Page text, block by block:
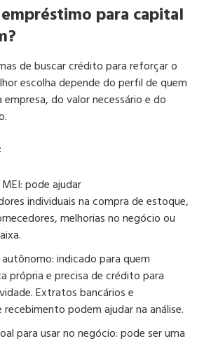
para capital
de buscar crédito para reforçar o
escolha depende do perfil de quem
do valor necessário e do
pode ajudar
individuais na compra de estoque,
melhorias no negócio ou
indicado para quem
própria e precisa de crédito para
Extratos bancários e
podem ajudar na análise.
para usar no negócio:pode ser uma